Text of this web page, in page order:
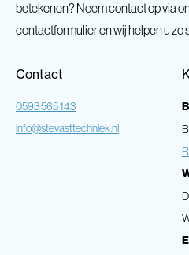
betekenen? Neem contact op via
contactformulier en wij helpen u zo
Contact
0593 565 143
info@stevasttechniek.nl